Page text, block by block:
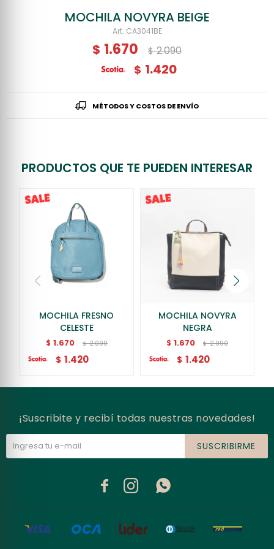
MOCHILA NOVYRA BEIGE
CA3041BE
$ 1.670 $ 2.090
$ 1.420
MÉTODOS Y COSTOS DE ENVÍO
PRODUCTOS QUE TE PUEDEN INTERESAR
MOCHILA FRESNO
CELESTE
$ 1.670 $ 2.090
$ 1.420
MOCHILA NOVYRA
NEGRA
$ 1.670 $ 2.090
$ 1.420
¡Suscribite y recibí todas nuestras novedades!
SUSCRIBIRME
  